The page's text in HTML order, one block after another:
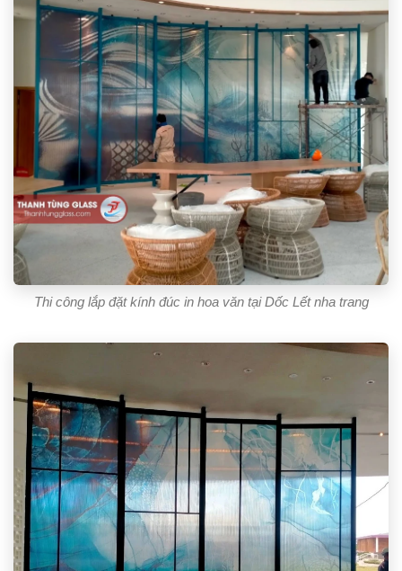
Thi công lắp đặt kính đúc in hoa văn tại Dốc Lết nha trang